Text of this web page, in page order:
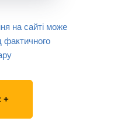
на сайті може
фактичного
+